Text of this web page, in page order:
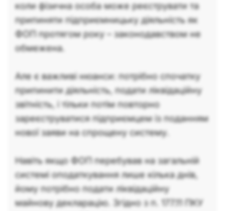
коли фізична особа може реєструвати та
припиняти підприємницьку діяльність як
ФОП протягом року – законодавством не
обмежена.
Але є важливі нюанси: потрібно спочатку
припинити діяльність, подати ліквідаційну
звітність, і тільки потім повторно
зареєструватися підприємцем із поданням
нової заяви на спрощену систему.
Навіть якщо ФОП перебував на загальній
системі оподаткування лише кілька днів,
йому потрібно подати ліквідаційну
майнову декларацію. Згідно з п. 177.11 ПКУ